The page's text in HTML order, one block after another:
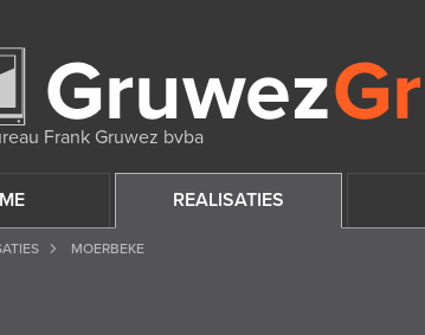
Frank Gruwez bvba
REALISATIES
MOERBEKE